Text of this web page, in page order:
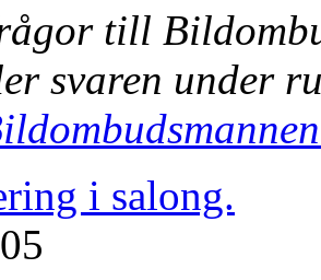
till
svaren under
i salong.